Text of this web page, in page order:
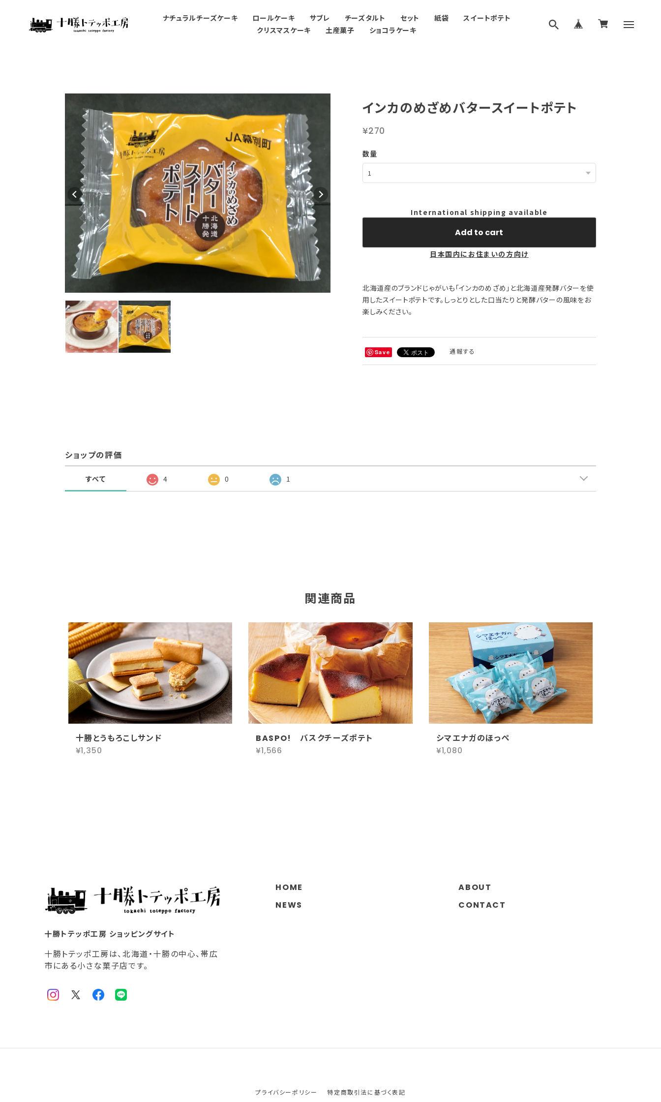
ナチュラルチーズケーキ ロールケーキ サブレ チーズタルト セット 紙袋
スイートポテト
クリスマスケーキ
土産菓子 ショコラケーキ
インカのめざめバタースイートポテト
¥270
数量
International shipping available
Add to cart
日本国内にお住まいの方向け
北海道産のブランドじゃがいも「インカのめざめ」と北海道産発酵バターを使
用したスイートポテトです。しっとりとした口当たりと発酵バターの風味をお
楽しみください。
Save 通報する
ショップの評価
すべて 4 0 1
関連商品
十勝とうもろこしサンド
¥1,350
BASPO! バスクチーズポテト
¥1,566
シマエナガのほっぺ
¥1,080
十勝トテッポ工房 ショッピングサイト
十勝トテッポ工房は、北海道・十勝の中心、帯広
市にある小さな菓子店です。
HOME
ABOUT
NEWS
CONTACT
プライバシーポリシー 特定商取引法に基づく表記